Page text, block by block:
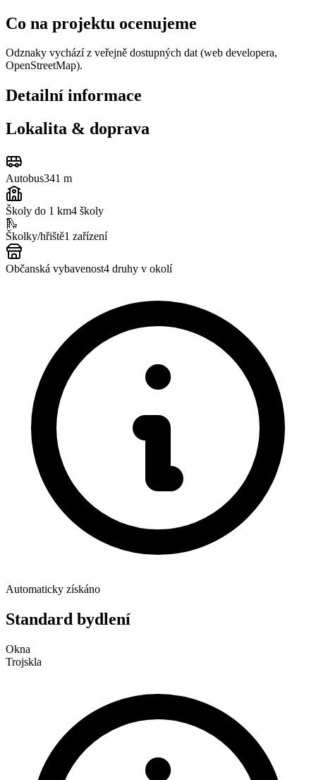
Co na projektu ocenujeme
Odznaky vychází z veřejně dostupných dat (web developera,
OpenStreetMap).
Detailní informace
Lokalita & doprava
Autobus341 m
Školy do 1 km4 školy
🛝
Školky/hřiště1 zařízení
Občanská vybavenost4 druhy v okolí
Automaticky získáno
Standard bydlení
Okna
Trojskla